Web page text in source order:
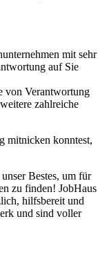
mit sehr
auf Sie
von Verantwortung
zahlreiche
mitnicken konntest,
Bestes, um für
zu finden! JobHaus
hilfsbereit und
und sind voller